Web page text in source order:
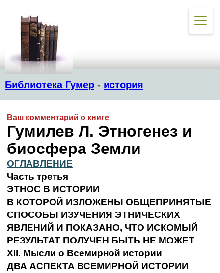
Библиотека Гумер - история
Ваш комментарий о книге
Гумилев Л. Этногенез и
биосфера Земли
ОГЛАВЛЕНИЕ
Часть третья
ЭТНОС В ИСТОРИИ
В КОТОРОЙ ИЗЛОЖЕНЫ ОБЩЕПРИНЯТЫЕ
СПОСОБЫ ИЗУЧЕНИЯ ЭТНИЧЕСКИХ
ЯВЛЕНИЙ И ПОКАЗАНО, ЧТО ИСКОМЫЙ
РЕЗУЛЬТАТ ПОЛУЧЕН БЫТЬ НЕ МОЖЕТ
XII. Мысли о Всемирной истории
ДВА АСПЕКТА ВСЕМИРНОЙ ИСТОРИИ